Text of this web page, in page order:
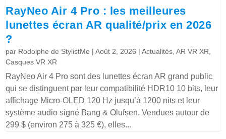
RayNeo Air 4 Pro : les meilleures
lunettes écran AR qualité/prix en 2026
?
par Rodolphe de StylistMe |Août 2, 2026 |Actualités ,AR VR XR
Casques VR XR
RayNeo Air 4 Pro sont des lunettes écran AR grand public
qui se distinguent par leur compatibilité HDR10 10 bits, leur
affichage Micro-OLED 120 Hz jusqu’à 1200 nits et leur
système audio signé Bang & Olufsen. Vendues autour de
299 $ (environ 275 à 325 €), elles...